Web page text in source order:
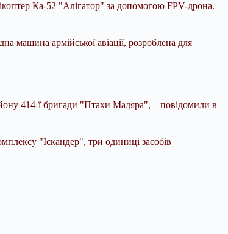
Ка-52 "Алігатор" за допомогою FPV-дрона.
машина армійської авіації, розроблена для
414-ї бригади "Птахи Мадяра", – повідомили в
"Іскандер", три одиниці засобів